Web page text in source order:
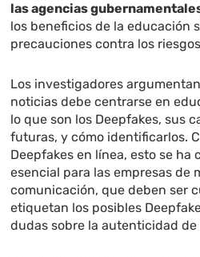
las agencias
los beneficios de la educación
precauciones contra los
Los investigadores
noticias debe centrarse en
lo que son los Deepfakes, sus
futuras, y cómo identificarlos.
Deepfakes en línea, esto se
esencial para las empresas de
comunicación, que deben ser
etiquetan los posibles
dudas sobre la autenticidad de